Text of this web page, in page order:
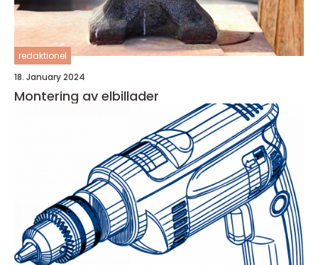
redaktionel
18. January 2024
Montering av elbillader